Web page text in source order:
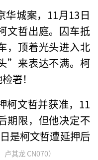
华城案，11月13日
文哲出庭。囚车抵
，顶着光头进入北
”来表达不满。柯
署！
柯文哲并获准，11
期限，但他决定不
是柯文哲遭延押后
卢其龙 CN070）